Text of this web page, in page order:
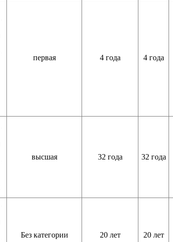
первая 4 года 4 года
высшая 32 года 32 года
Без категории 20 лет 20 лет